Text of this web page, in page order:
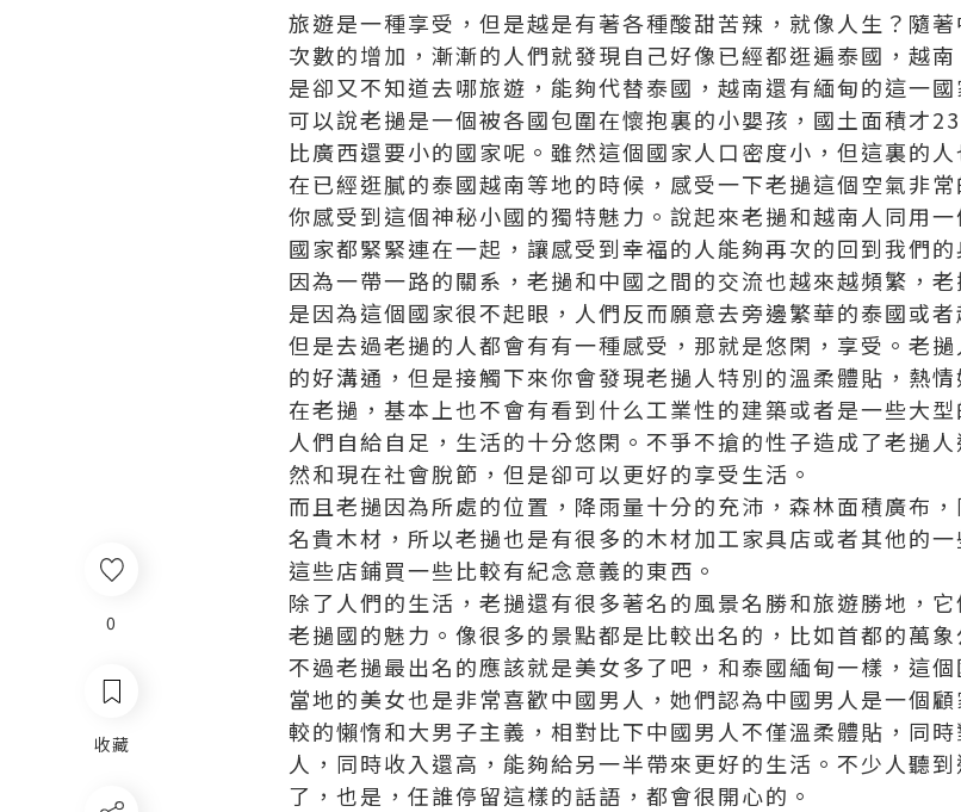
0
收藏
旅遊是一種享受，但是越是有著各種酸甜苦辣，就像人生？隨
次數的增加，漸漸的人們就發現自己好像已經都逛遍泰國，越
是卻又不知道去哪旅遊，能夠代替泰國，越南還有緬甸的這一國
可以說老撾是一個被各國包圍在懷抱裏的小嬰孩，國土面積才
比廣西還要小的國家呢。雖然這個國家人口密度小，但這裏的
在已經逛膩的泰國越南等地的時候，感受一下老撾這個空氣非
你感受到這個神秘小國的獨特魅力。說起來老撾和越南人同用
國家都緊緊連在一起，讓感受到幸福的人能夠再次的回到我們的
因為一帶一路的關系，老撾和中國之間的交流也越來越頻繁，
是因為這個國家很不起眼，人們反而願意去旁邊繁華的泰國或者
但是去過老撾的人都會有有一種感受，那就是悠閑，享受。老
的好溝通，但是接觸下來你會發現老撾人特別的溫柔體貼，熱情
在老撾，基本上也不會有看到什么工業性的建築或者是一些大
人們自給自足，生活的十分悠閑。不爭不搶的性子造成了老撾
然和現在社會脫節，但是卻可以更好的享受生活。
而且老撾因為所處的位置，降雨量十分的充沛，森林面積廣布
名貴木材，所以老撾也是有很多的木材加工家具店或者其他的
這些店鋪買一些比較有紀念意義的東西。
除了人們的生活，老撾還有很多著名的風景名勝和旅遊勝地，
老撾國的魅力。像很多的景點都是比較出名的，比如首都的萬
不過老撾最出名的應該就是美女多了吧，和泰國緬甸一樣，這
當地的美女也是非常喜歡中國男人，她們認為中國男人是一個
較的懶惰和大男子主義，相對比下中國男人不僅溫柔體貼，同
人，同時收入還高，能夠給另一半帶來更好的生活。不少人聽
了，也是，任誰停留這樣的話語，都會很開心的。